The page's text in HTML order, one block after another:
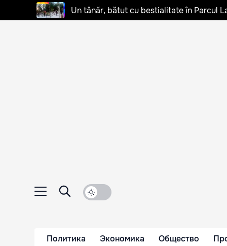
Un tânăr, bătut cu bestialitate în Parcul
Политика Экономика Общество